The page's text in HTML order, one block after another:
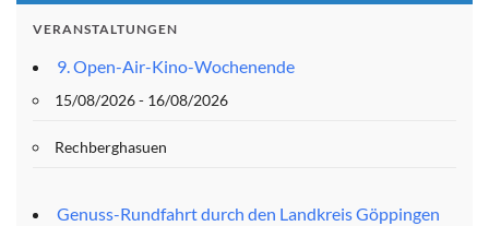
VERANSTALTUNGEN
9. Open-Air-Kino-Wochenende
15/08/2026 - 16/08/2026
Rechberghasuen
Genuss-Rundfahrt durch den Landkreis Göppingen